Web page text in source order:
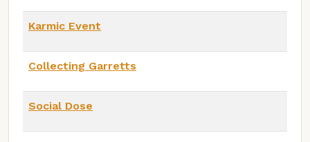
Karmic Event
Collecting Garretts
Social Dose